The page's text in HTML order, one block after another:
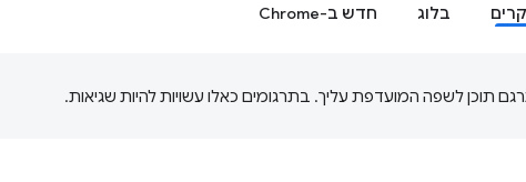
בלוג חדש ב-Chrome